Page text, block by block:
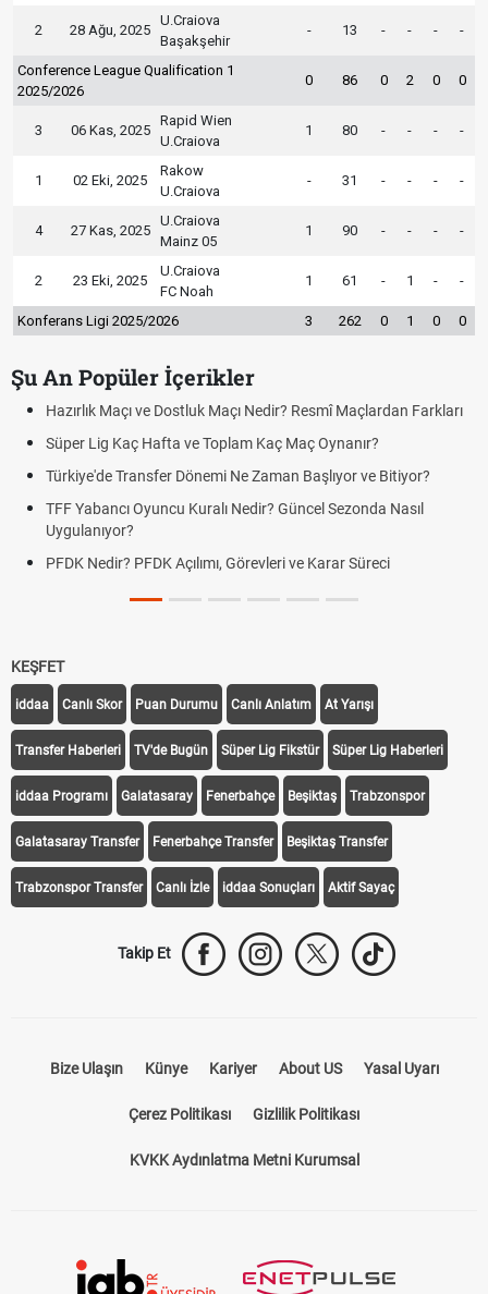
2 28 Ağu, 2025
U.Craiova
Başakşehir
- 13 - - - -
Conference League Qualification 1
2025/2026
0 86 0 2 0 0
3 06 Kas, 2025
Rapid Wien
U.Craiova
1 80 - - - -
1 02 Eki, 2025
Rakow
U.Craiova
- 31 - - - -
4 27 Kas, 2025
U.Craiova
Mainz 05
1 90 - - - -
2 23 Eki, 2025
U.Craiova
FC Noah
1 61 - 1 - -
Konferans Ligi 2025/2026 3 262 0 1 0 0
Şu An Popüler İçerikler
Hazırlık Maçı ve Dostluk Maçı Nedir? Resmî Maçlardan Farkları
Süper Lig Kaç Hafta ve Toplam Kaç Maç Oynanır?
Türkiye'de Transfer Dönemi Ne Zaman Başlıyor ve Bitiyor?
TFF Yabancı Oyuncu Kuralı Nedir? Güncel Sezonda Nasıl
Uygulanıyor?
PFDK Nedir? PFDK Açılımı, Görevleri ve Karar Süreci
KEŞFET
iddaa Canlı Skor Puan Durumu Canlı Anlatım At Yarışı
Transfer Haberleri TV'de Bugün Süper Lig Fikstür Süper Lig Haberleri
iddaa Programı Galatasaray Fenerbahçe Beşiktaş Trabzonspor
Galatasaray Transfer Fenerbahçe Transfer Beşiktaş Transfer
Trabzonspor Transfer Canlı İzle iddaa Sonuçları Aktif Sayaç
Takip Et
Bize Ulaşın Künye Kariyer About US Yasal Uyarı
Çerez Politikası Gizlilik Politikası
KVKK Aydınlatma Metni Kurumsal